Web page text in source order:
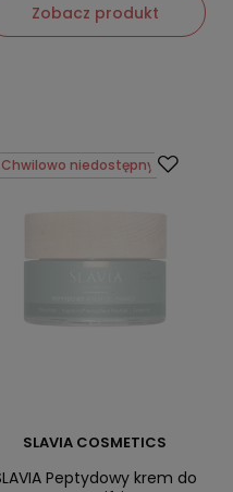
Zobacz produkt
Chwilowo niedostępny
SLAVIA COSMETICS
Peptydowy krem do